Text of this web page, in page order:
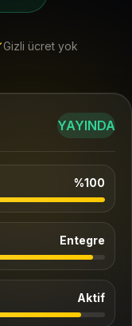
Gizli ücret yok
YAYINDA
%100
Entegre
Aktif